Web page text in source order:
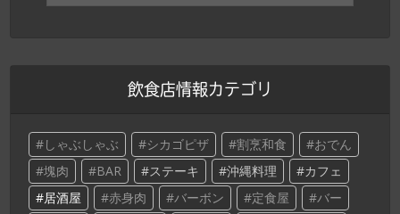
飲食店情報カテゴリ
しゃぶしゃぶ シカゴピザ 割烹和食
おでん
塊肉
BAR ステーキ 沖縄料理
カフェ
居酒屋
赤身肉 バーボン 定食屋
バー